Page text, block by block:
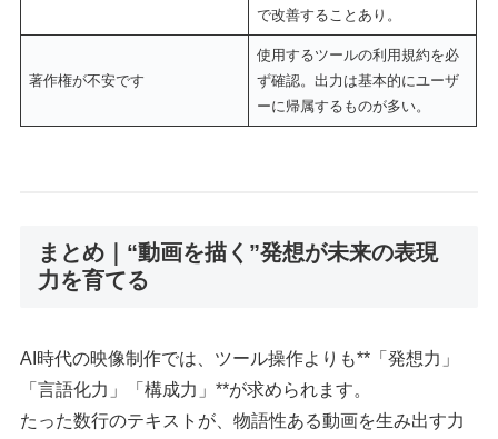
で改善することあり。
著作権が不安です
使用するツールの利用規約を必
ず確認。出力は基本的にユーザ
ーに帰属するものが多い。
まとめ｜“動画を描く”発想が未来の表現
力を育てる
AI時代の映像制作では、ツール操作よりも**「発想力」
「言語化力」「構成力」**が求められます。
たった数行のテキストが、物語性ある動画を生み出す力